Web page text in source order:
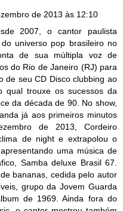
de 2013 às 12:10
2007, o cantor paulista
universo pop brasileiro no
de sua múltipla voz de
do Rio de Janeiro (RJ) para
de seu CD Disco clubbing ao
qual trouxe os sucessos da
da década de 90. No show,
já aos primeiros minutos
de 2013, Cordeiro
de night e extrapolou o
uma música de
Samba deluxe Brasil 67.
bananas, cedida pelo autor
grupo da Jovem Guarda
de 1969. Ainda fora do